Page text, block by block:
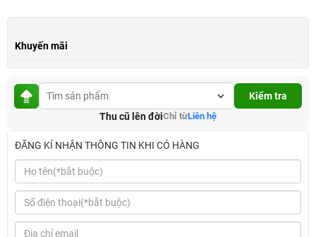
Khuyến mãi
Kiểm tra
Thu cũ lên đờiChỉ từLiên hệ
ĐĂNG KÍ NHẬN THÔNG TIN KHI CÓ HÀNG